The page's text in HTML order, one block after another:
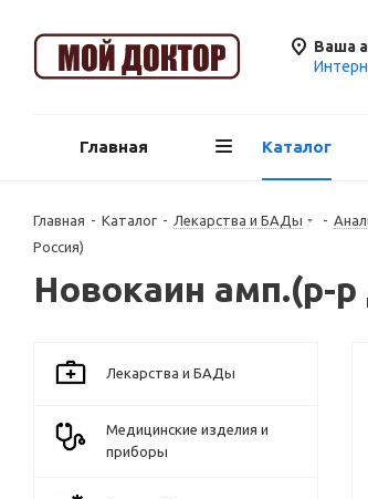
Ваша
Главная Каталог
Главная - Каталог - Лекарства и БАДы -
Россия)
Новокаин амп.(р-
Лекарства и БАДы
Медицинские изделия и
приборы